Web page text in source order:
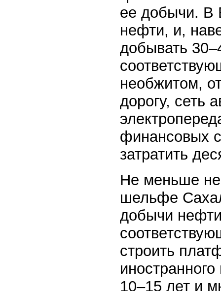
ее добычи. В
нефти, и,
добывать
необжитом,
дорогу, сеть
финансовых
затратить
Не меньше
шельфе
добычи
строить
10–15 лет и